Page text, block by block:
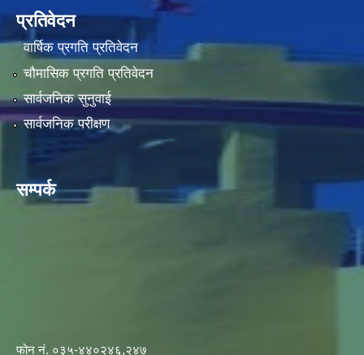
प्रतिवेदन
वार्षिक प्रगति प्रतिवेदन
चौमासिक प्रगति प्रतिवेदन
सार्वजनिक सुनुवाई
सार्वजनिक परीक्षण
सम्पर्क
फोन नं. ०३५-४४०२४६,२४७